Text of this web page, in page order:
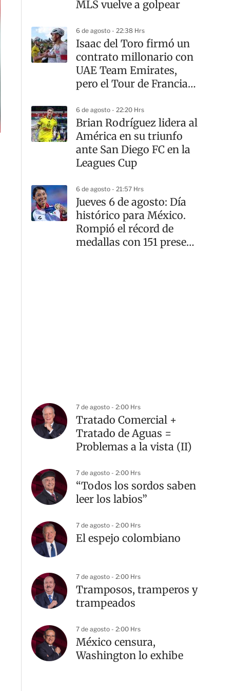
MLS vuelve a golpear
6 de agosto - 22:38 Hrs
Isaac del Toro firmó un
contrato millonario con
UAE Team Emirates,
pero el Tour de Francia
dueño
6 de agosto - 22:20 Hrs
Brian Rodríguez lidera al
América en su triunfo
ante San Diego FC en la
Leagues Cup
6 de agosto - 21:57 Hrs
Jueves 6 de agosto: Día
histórico para México.
Rompió el récord de
medallas con 151 preseas
7 de agosto - 2:00 Hrs
Tratado Comercial +
Tratado de Aguas =
Problemas a la vista (II)
7 de agosto - 2:00 Hrs
“Todos los sordos saben
leer los labios”
7 de agosto - 2:00 Hrs
El espejo colombiano
7 de agosto - 2:00 Hrs
Tramposos, tramperos y
trampeados
7 de agosto - 2:00 Hrs
México censura,
Washington lo exhibe